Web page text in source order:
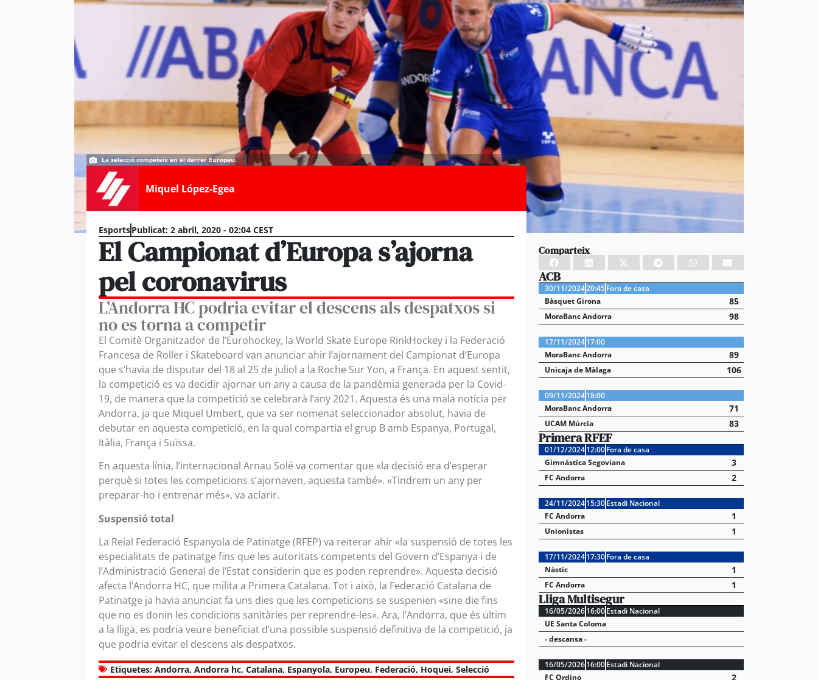
La selecció competeix en el darrer Europeu.
Miquel López-Egea
EsportsPublicat: 2 abril, 2020 - 02:04 CEST
El Campionat d’Europa s’ajorna
pel coronavirus
L’Andorra HC podria evitar el descens als despatxos si
no es torna a competir
El Comitè Organitzador de l’Eurohockey, la World Skate Europe RinkHockey i la Federació
Francesa de Roller i Skateboard van anunciar ahir l’ajornament del Campionat d’Europa
que s’havia de disputar del 18 al 25 de juliol a la Roche Sur Yon, a França. En aquest sentit,
la competició es va decidir ajornar un any a causa de la pandèmia generada per la Covid-
19, de manera que la competició se celebrarà l’any 2021. Aquesta és una mala notícia per
Andorra, ja que Miquel Umbert, que va ser nomenat seleccionador absolut, havia de
debutar en aquesta competició, en la qual compartia el grup B amb Espanya, Portugal,
Itàlia, França i Suïssa.
En aquesta línia, l’internacional Arnau Solé va comentar que «la decisió era d’esperar
perquè si totes les competicions s’ajornaven, aquesta també». «Tindrem un any per
preparar-ho i entrenar més», va aclarir.
Suspensió total
La Reial Federació Espanyola de Patinatge (RFEP) va reiterar ahir «la suspensió de totes les
especialitats de patinatge fins que les autoritats competents del Govern d’Espanya i de
l’Administració General de l’Estat considerin que es poden reprendre». Aquesta decisió
afecta l’Andorra HC, que milita a Primera Catalana. Tot i això, la Federació Catalana de
Patinatge ja havia anunciat fa uns dies que les competicions se suspenien «sine die fins
que no es donin les condicions sanitàries per reprendre-les». Ara, l’Andorra, que és últim
a la lliga, es podria veure beneficiat d’una possible suspensió definitiva de la competició, ja
que podria evitar el descens als despatxos.
Etiquetes: Andorra, Andorra hc, Catalana, Espanyola, Europeu, Federació, Hoquei, Selecció
Comparteix
ACB
30/11/202420:45 Fora de casa
Bàsquet Girona
85
MoraBanc Andorra 98
17/11/2024 17:00
MoraBanc Andorra
89
Unicaja de Màlaga 106
09/11/2024 18:00
MoraBanc Andorra
71
UCAM Múrcia 83
Primera RFEF
01/12/2024 12:00 Fora de casa
Gimnástica Segoviana
3
FC Andorra 2
24/11/2024 15:30 Estadi Nacional
FC Andorra
1
Unionistas 1
17/11/2024 17:30 Fora de casa
Nàstic
1
FC Andorra 1
Lliga Multisegur
16/05/2026 16:00 Estadi Nacional
UE Santa Coloma
- descansa -
16/05/2026 16:00 Estadi Nacional
FC Ordino
2